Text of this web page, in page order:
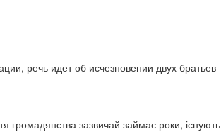
речь идет об исчезновении двух братьев
громадянства зазвичай займає роки, існують